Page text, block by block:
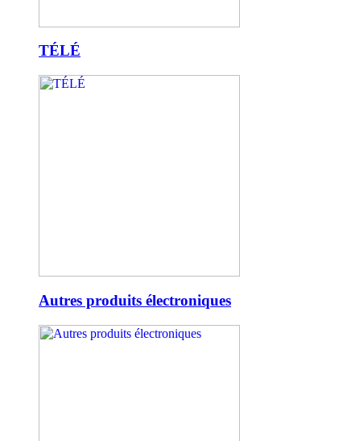
TÉLÉ
Autres produits électroniques